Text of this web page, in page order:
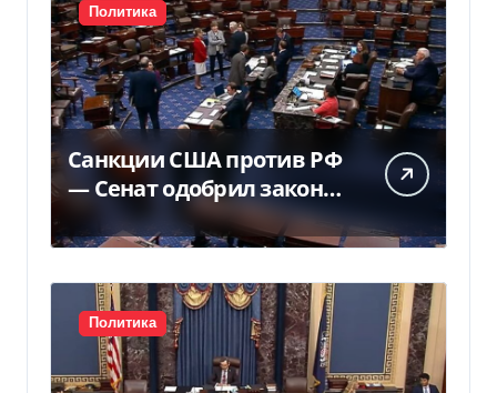
Политика
Санкции США против РФ
— Сенат одобрил закон
Грема — Фокус
Политика